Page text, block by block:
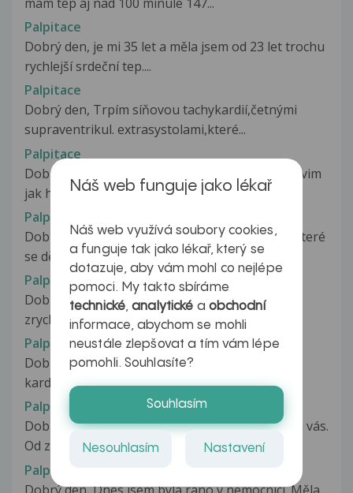
Palpitace
Dobrý den, je mi 35 let a měla jsem od 23 let trochu
rychlejší srdeční tep....
Palpitace
Dobrý den, Trpím síňovou tachykardií,četnými
supraventrikul. extrasystolami,které...
Palpitace
Dobrý den, Mám takový problem a poradne nevim
jak ho resit.V noci jsem se budil...
Palpitace
Dobrý den, zlobí mě občasné palpitace srdce, které
se dějí jen při braní antidepresiv....
Palpitace
Dobrý den,mívám občas v noci bušení srdce a
zrychlený tep a pocit strachu,potíže...
Palpitace
Dobry den asi pred dvoma rokmi som bola u
kardiologa s tym ze mi akoby preskakuje...
Palpitace
Dobrý den. Nevím si rady tak se obracím zde na vás.
Od začátku března 2016...
Palpitace
Dobrý den, Dnes jsem byla ráno v nemocnici. Měla
Náš web funguje jako lékař
Náš web využívá soubory cookies,
a funguje tak jako lékař, který se
dotazuje, aby vám mohl co nejlépe
pomoci. My takto sbíráme
technické,analytické a obchodní
informace, abychom se mohli
neustále zlepšovat a tím vám lépe
pomohli. Souhlasíte?
Souhlasím
Nesouhlasím Nastavení